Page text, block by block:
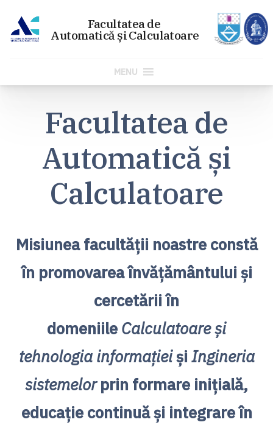
MENU
Facultatea de
Automatică și
Calculatoare
Misiunea facultății noastre constă
în promovarea învățământului și
cercetării în
domeniile Calculatoare și
tehnologia informațieiși Ingineria
sistemelorprin formare inițială,
educație continuă și integrare în